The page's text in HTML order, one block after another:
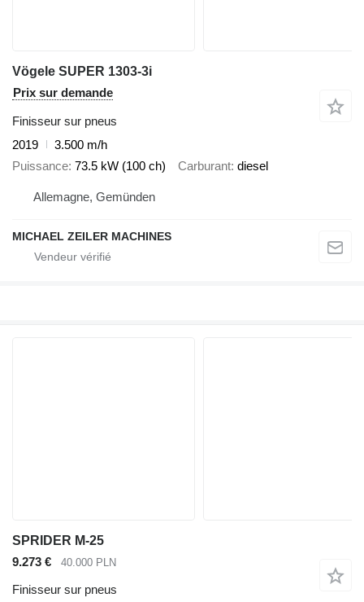
Vögele SUPER 1303-3i
Prix sur demande
Finisseur sur pneus
2019
3.500 m/h
Puissance 73.5 kW (100 ch) Carburant diesel
Allemagne, Gemünden
MICHAEL ZEILER MACHINES
SPRIDER M-25
9.273 €
40.000 PLN
Finisseur sur pneus